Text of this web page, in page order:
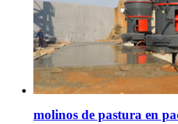
molinos de pastura en